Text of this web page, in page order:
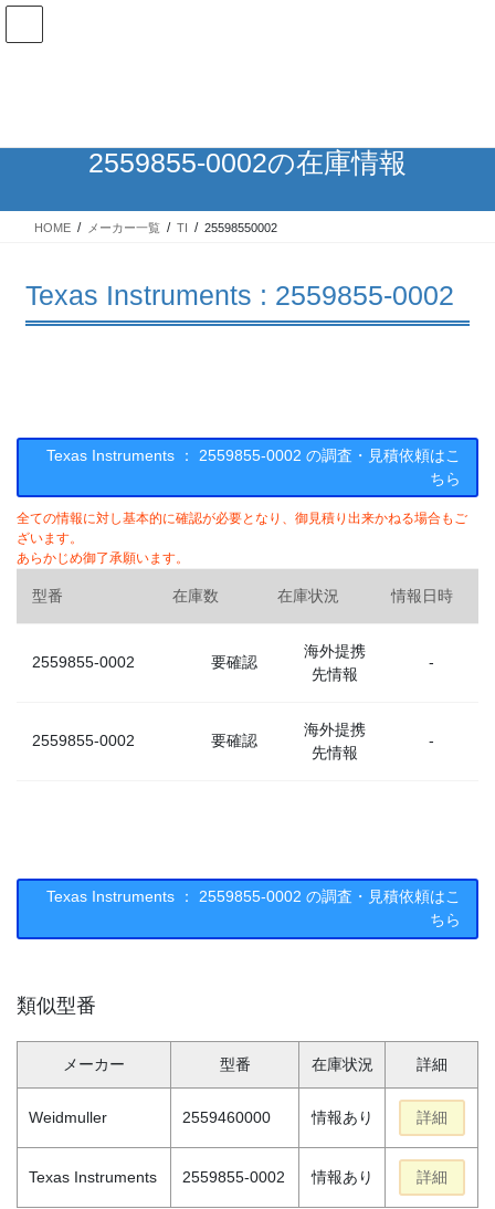
コ
ス
ナ
ン
2559855-0002の在庫情報
HOME メーカー一覧 TI 25598550002
Texas Instruments : 2559855-0002
Texas Instruments ： 2559855-0002 の調査・見積依頼はこ
ちら
全ての情報に対し基本的に確認が必要となり、御見積り出来かねる場合もご
ざいます。
あらかじめ御了承願います。
型番 在庫数 在庫状況 情報日時
2559855-0002 要確認
海外提携
先情報
-
2559855-0002 要確認
海外提携
先情報
-
Texas Instruments ： 2559855-0002 の調査・見積依頼はこ
ちら
類似型番
メーカー 型番 在庫状況 詳細
Weidmuller 2559460000 情報あり 詳細
Texas Instruments 2559855-0002 情報あり 詳細